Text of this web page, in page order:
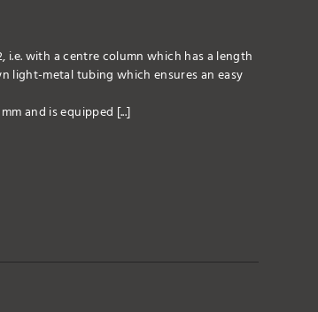
with a centre column which has a length
light-metal tubing which ensures an easy
and is equipped [...]